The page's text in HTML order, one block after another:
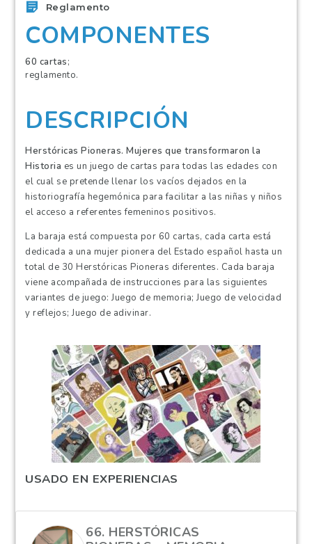
Reglamento
COMPONENTES
60 cartas;
reglamento.
DESCRIPCIÓN
Herstóricas Pioneras. Mujeres que transformaron la
Historia es un juego de cartas para todas las edades con
el cual se pretende llenar los vacíos dejados en la
historiografía hegemónica para facilitar a las niñas y niños
el acceso a referentes femeninos positivos.
La baraja está compuesta por 60 cartas, cada carta está
dedicada a una mujer pionera del Estado español hasta un
total de 30 Herstóricas Pioneras diferentes. Cada baraja
viene acompañada de instrucciones para las siguientes
variantes de juego: Juego de memoria; Juego de velocidad
y reflejos; Juego de adivinar.
USADO EN EXPERIENCIAS
66. HERSTÓRICAS